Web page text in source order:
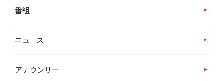
番組
ニュース
アナウンサー